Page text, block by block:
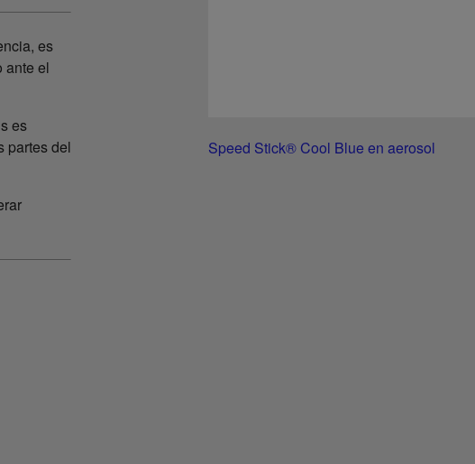
es
ante el
es
partes del
Speed Stick® Cool Blue en aerosol